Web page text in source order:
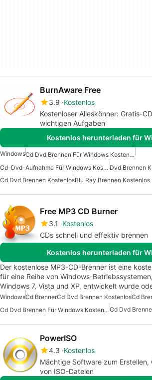
BurnAware Free
3.9 Kostenlos
Kostenloser Alleskönner: Gratis-
wichtigen Aufgaben
Kostenlos herunterladen für
Windows
Cd Dvd Brennen Für Windows Kostenlos
Cd-Dvd-Aufnahme Für Windows Kostenlos Dvd Brennen
Cd Dvd Brennen KostenlosBlu Ray Brennen Kostenlos
Free MP3 CD Burner
3.1
Kostenlos
CDs schnell und effektiv brennen
Kostenlos herunterladen für
Der kostenlose MP3-CD-Brenner ist eine
für eine Reihe von Windows-
Windows 7, Vista und XP, entwickelt wurde
WindowsCd BrennerCd Dvd Brennen KostenlosCd
Cd Dvd Brennen Für Windows KostenlosCd Dvd
PowerISO
4.3 Kostenlos
Mächtige Software zum Erstellen,
von ISO-Dateien